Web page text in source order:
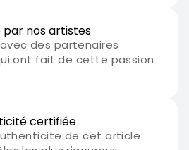
par nos artistes
des partenaires
ont fait de cette passion
certifiée
de cet article